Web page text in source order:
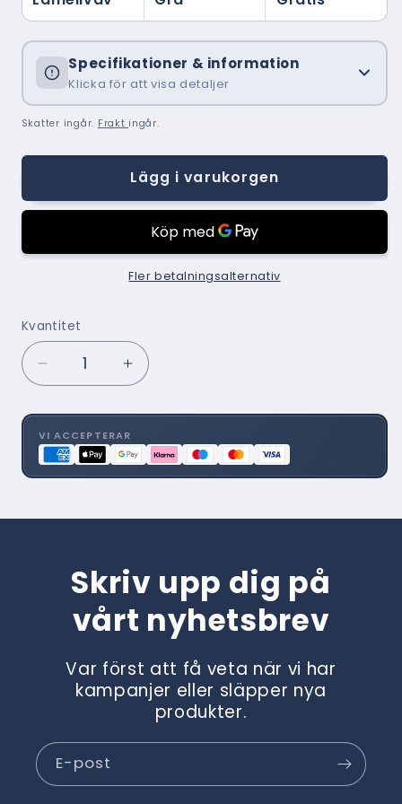
Specifikationer & information
Klicka för att visa detaljer
Skatter ingår. Fraktingår.
Lägg i varukorgen
Fler betalningsalternativ
Kvantitet
Minska
kvantitet
för
Luna
9197
Öka
kvantitet
för
Luna
9197
VI ACCEPTERAR
Skriv upp dig på
vårt nyhetsbrev
Var först att få veta när vi har
kampanjer eller släpper nya
produkter.
E-post